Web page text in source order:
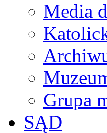
Media
Grupa
SĄD